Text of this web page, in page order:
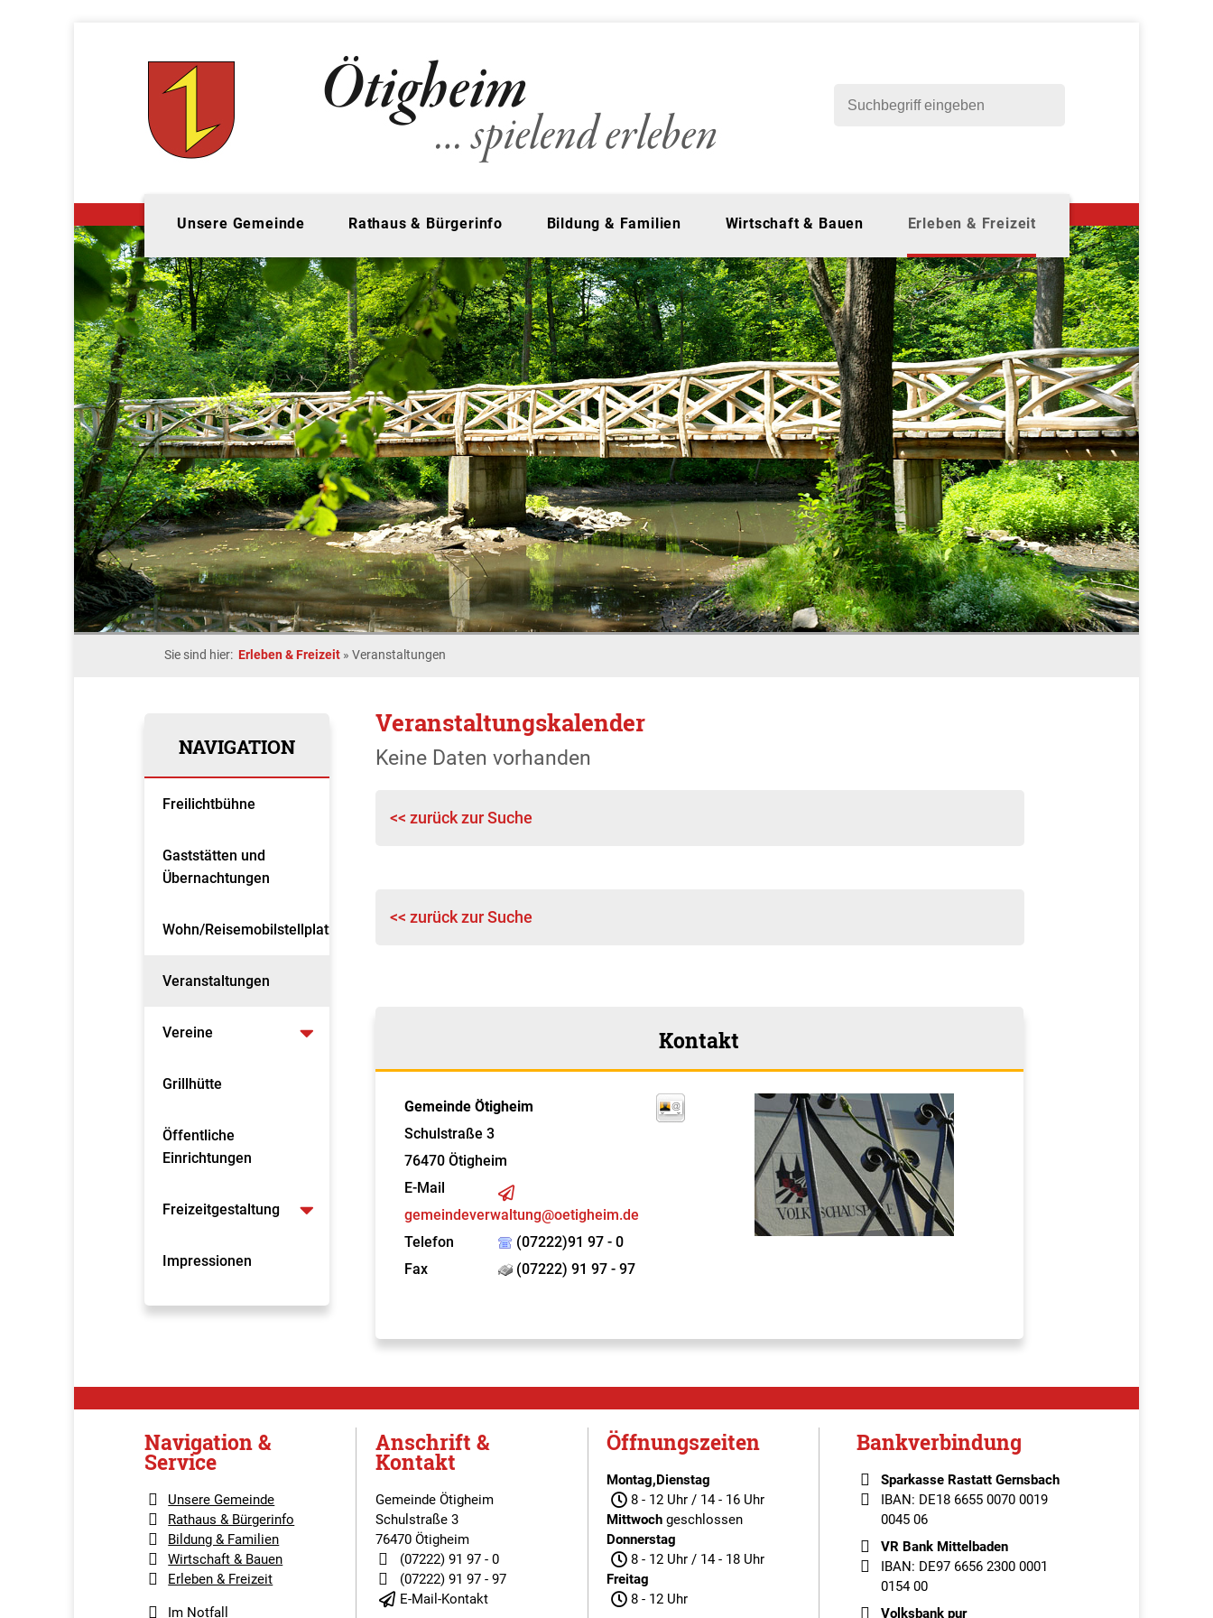
Unsere Gemeinde Rathaus & Bürgerinfo Bildung & Familien Wirtschaft & Bauen Erleben & Freizeit
Sie sind hier: Erleben & Freizeit » Veranstaltungen
NAVIGATION
Freilichtbühne
Gaststätten und
Übernachtungen
Wohn/Reisemobilstellplatz
Veranstaltungen
Vereine
Grillhütte
Öffentliche
Einrichtungen
Freizeitgestaltung
Impressionen
Veranstaltungskalender
Keine Daten vorhanden
<< zurück zur Suche
<< zurück zur Suche
Kontakt
Gemeinde Ötigheim
Schulstraße 3
76470 Ötigheim
E-Mail
gemeindeverwaltung@oetigheim.de
Telefon
(07222)91 97 - 0
Fax
(07222) 91 97 - 97
Navigation &
Service
Unsere Gemeinde
Rathaus & Bürgerinfo
Bildung & Familien
Wirtschaft & Bauen
Erleben & Freizeit
Im Notfall
Anschrift &
Kontakt
Gemeinde Ötigheim
Schulstraße 3
76470 Ötigheim
(07222) 91 97 - 0
(07222) 91 97 - 97
E-Mail-Kontakt
Öffnungszeiten
Montag,Dienstag
8 - 12 Uhr / 14 - 16 Uhr
Mittwoch geschlossen
Donnerstag
8 - 12 Uhr / 14 - 18 Uhr
Freitag
8 - 12 Uhr
Bankverbindung
Sparkasse Rastatt Gernsbach
IBAN: DE18 6655 0070 0019
0045 06
VR Bank Mittelbaden
IBAN: DE97 6656 2300 0001
0154 00
Volksbank pur